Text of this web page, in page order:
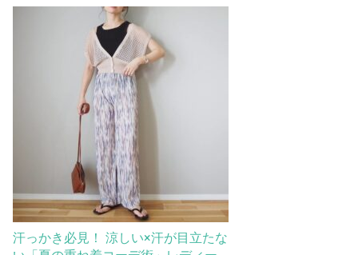
汗っかき必見！ 涼しい×汗が目立たな